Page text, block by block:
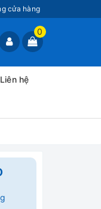
cửa hàng
0
Liên hệ